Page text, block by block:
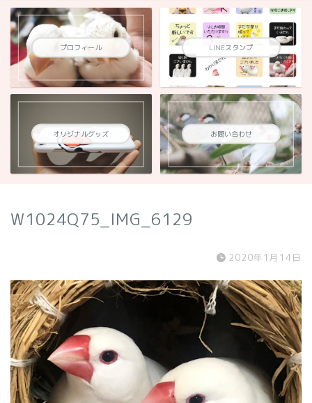
プロフィール LINEスタンプ
オリジナルグッズ お問い合わせ
W1024Q75_IMG_6129
2020年1月14日